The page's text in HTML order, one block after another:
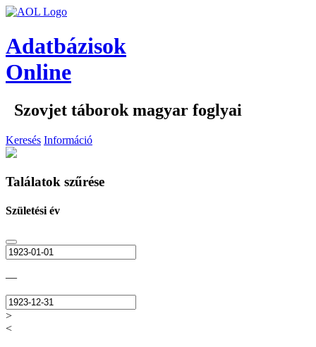
Adatbázisok
Online
Szovjet táborok magyar foglyai
Keresés Információ
Találatok szűrése
Születési év
—
>
<